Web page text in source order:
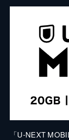
「U-NEXT